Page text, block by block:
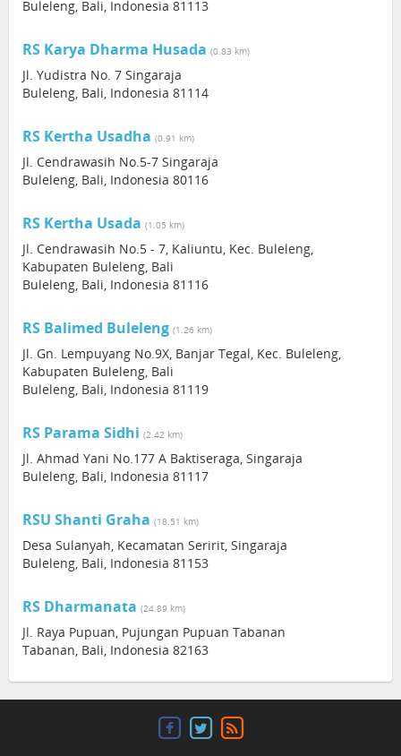
Buleleng, Bali, Indonesia 81113
RS Karya Dharma Husada (0.83 km)
Jl. Yudistra No. 7 Singaraja
Buleleng, Bali, Indonesia 81114
RS Kertha Usadha (0.91 km)
Jl. Cendrawasih No.5-7 Singaraja
Buleleng, Bali, Indonesia 80116
RS Kertha Usada (1.05 km)
Jl. Cendrawasih No.5 - 7, Kaliuntu, Kec. Buleleng,
Kabupaten Buleleng, Bali
Buleleng, Bali, Indonesia 81116
RS Balimed Buleleng (1.26 km)
Jl. Gn. Lempuyang No.9X, Banjar Tegal, Kec. Buleleng,
Kabupaten Buleleng, Bali
Buleleng, Bali, Indonesia 81119
RS Parama Sidhi (2.42 km)
Jl. Ahmad Yani No.177 A Baktiseraga, Singaraja
Buleleng, Bali, Indonesia 81117
RSU Shanti Graha (18.51 km)
Desa Sulanyah, Kecamatan Seririt, Singaraja
Buleleng, Bali, Indonesia 81153
RS Dharmanata (24.89 km)
Jl. Raya Pupuan, Pujungan Pupuan Tabanan
Tabanan, Bali, Indonesia 82163